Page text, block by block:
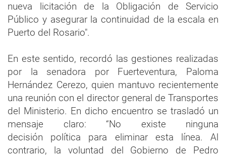
nueva licitación de la Obligación de Servicio
Público y asegurar la continuidad de la escala en
Puerto del Rosario".
En este sentido, recordó las gestiones realizadas
por la senadora por Fuerteventura, Paloma
Hernández Cerezo, quien mantuvo recientemente
una reunión con el director general de Transportes
del Ministerio. En dicho encuentro se trasladó un
mensaje claro: “No existe ninguna
decisión política para eliminar esta línea. Al
contrario, la voluntad del Gobierno de Pedro